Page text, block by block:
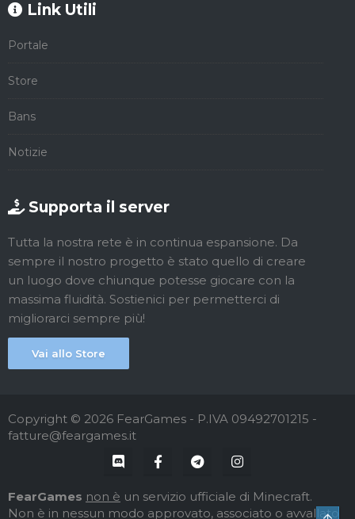
Link Utili
Portale
Store
Bans
Notizie
Supporta il server
Tutta la nostra rete è in continua espansione. Da
sempre il nostro progetto è stato quello di creare
un luogo dove chiunque potesse giocare con la
massima fluidità. Sostienici per permetterci di
migliorarci sempre più!
Vai allo Store
Copyright © 2026 FearGames - P.IVA 09492701215 -
fatture@feargames.it
FearGames non è un servizio ufficiale di Minecraft.
Non è in nessun modo approvato, associato o avvallato